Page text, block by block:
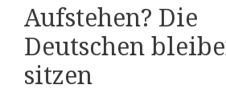
Aufstehen? Die
Deutschen
sitzen